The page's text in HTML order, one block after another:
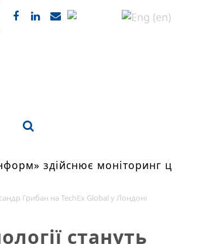
здійснює моніторинг цін
Грибан на TechEx Global у Лондоні
стануть